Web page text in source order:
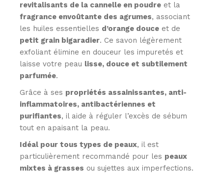
revitalisants de la cannelle en poudre et la
fragrance envoûtante des agrumes, associant
les huiles essentielles d’orange douce et de
petit grain bigaradier. Ce savon légèrement
exfoliant élimine en douceur les impuretés et
laisse votre peau lisse, douce et subtilement
parfumée.
Grâce à ses propriétés assainissantes, anti-
inflammatoires, antibactériennes et
purifiantes, il aide à réguler l’excès de sébum
tout en apaisant la peau.
Idéal pour tous types de peaux, il est
particulièrement recommandé pour les peaux
mixtes à grasses ou sujettes aux imperfections.